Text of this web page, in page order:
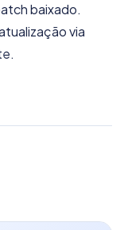
baixado.
via